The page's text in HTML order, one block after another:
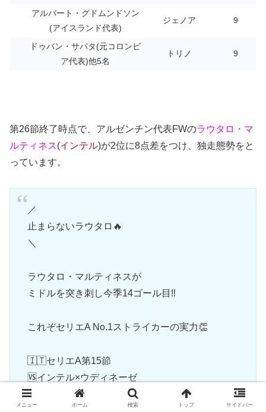
アルバート・グドムンドソン
(アイスランド代表)
ジェノア 9
ドゥバン・サパタ(元コロンビ
ア代表)他5名
トリノ 9
第26節終了時点で、アルゼンチン代表FWのラウタロ・マ
ルティネス(インテル)が2位に8点差をつけ、独走態勢をと
っています。
／
止まらないラウタロ🔥
＼
ラウタロ・マルティネスが
ミドルを突き刺し今季14ゴール目‼
これぞセリエA No.1ストライカーの実力👏
🇮🇹セリエA第15節
🆚インテル×ウディネーゼ
📺
見逃し配信 pic.twitter.com/3PS1CireTF
メニュー ホーム 検索 トップ サイドバー